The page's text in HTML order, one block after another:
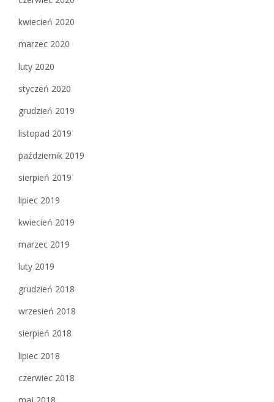
kwiecień 2020
marzec 2020
luty 2020
styczeń 2020
grudzień 2019
listopad 2019
październik 2019
sierpień 2019
lipiec 2019
kwiecień 2019
marzec 2019
luty 2019
grudzień 2018
wrzesień 2018
sierpień 2018
lipiec 2018
czerwiec 2018